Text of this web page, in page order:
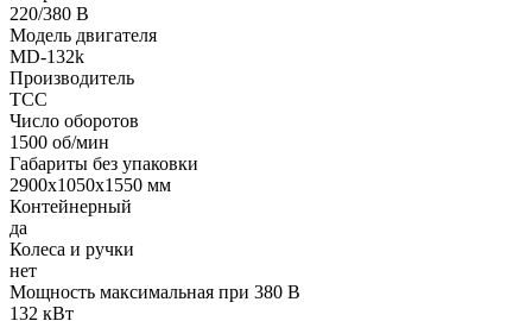
220/380 В
Модель двигателя
MD-132k
Производитель
ТСС
Число оборотов
1500 об/мин
Габариты без упаковки
2900х1050х1550 мм
Контейнерный
да
Колеса и ручки
нет
Мощность максимальная при 380 В
132 кВт